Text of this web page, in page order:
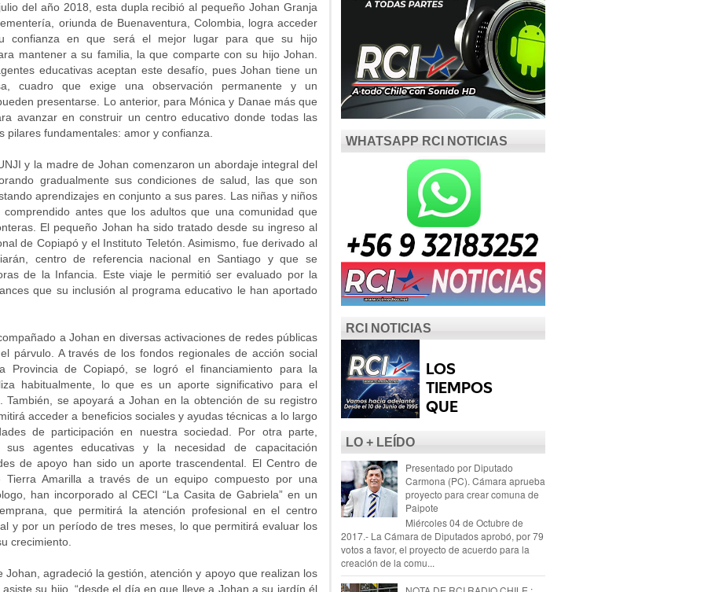
del año 2018, esta dupla recibió al pequeño Johan Granja
oriunda de Buenaventura, Colombia, logra acceder
confianza en que será el mejor lugar para que su hijo
mantener a su familia, la que comparte con su hijo Johan.
educativas aceptan este desafío, pues Johan tiene un
cuadro que exige una observación permanente y un
presentarse. Lo anterior, para Mónica y Danae más que
avanzar en construir un centro educativo donde todas las
pilares fundamentales: amor y confianza.
y la madre de Johan comenzaron un abordaje integral del
gradualmente sus condiciones de salud, las que son
aprendizajes en conjunto a sus pares. Las niñas y niños
antes que los adultos que una comunidad que
El pequeño Johan ha sido tratado desde su ingreso al
de Copiapó y el Instituto Teletón. Asimismo, fue derivado al
centro de referencia nacional en Santiago y que se
de la Infancia. Este viaje le permitió ser evaluado por la
que su inclusión al programa educativo le han aportado
a Johan en diversas activaciones de redes públicas
párvulo. A través de los fondos regionales de acción social
Provincia de Copiapó, se logró el financiamiento para la
habitualmente, lo que es un aporte significativo para el
También, se apoyará a Johan en la obtención de su registro
acceder a beneficios sociales y ayudas técnicas a lo largo
de participación en nuestra sociedad. Por otra parte,
agentes educativas y la necesidad de capacitación
de apoyo han sido un aporte trascendental. El Centro de
Tierra Amarilla a través de un equipo compuesto por una
han incorporado al CECI “La Casita de Gabriela” en un
que permitirá la atención profesional en el centro
y por un período de tres meses, lo que permitirá evaluar los
crecimiento.
agradeció la gestión, atención y apoyo que realizan los
su hijo, “desde el día en que lleve a Johan a su jardín él
WHATSAPP RCI NOTICIAS
RCI NOTICIAS
LO + LEÍDO
Presentado por Diputado
Carmona (PC). Cámara aprueba
proyecto para crear comuna de
Paipote
Miércoles 04 de Octubre de
2017.- La Cámara de Diputados aprobó, por 79
votos a favor, el proyecto de acuerdo para la
creación de la comu...